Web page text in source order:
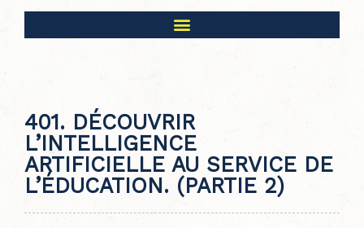
401. DÉCOUVRIR
L’INTELLIGENCE
ARTIFICIELLE AU SERVICE DE
L’ÉDUCATION. (PARTIE 2)